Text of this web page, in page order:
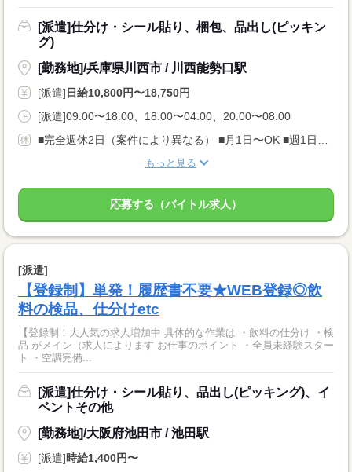
[派遣]仕分け・シール貼り、梱包、品出し(ピッキン
グ)
[勤務地]/兵庫県川西市 / 川西能勢口駅
[派遣] 日給10,800円〜18,750円
[派遣]09:00〜18:00、18:00〜04:00、20:00〜08:00
もっと見る
応募する（バイトル求人）
[派遣]
【登録制】単発！履歴書不要★WEB登録◎飲
料の検品、仕分けetc
【登録制！大人気の求人増加中 具体的な作業は ・飲料の仕分け ・検
品 がメイン（求人によります お仕事のポイント ・全員未経験スター
ト ・空調完備...
[派遣]仕分け・シール貼り、品出し(ピッキング)、イ
ベントその他
[勤務地]/大阪府池田市 / 池田駅
[派遣]時給1,400円〜